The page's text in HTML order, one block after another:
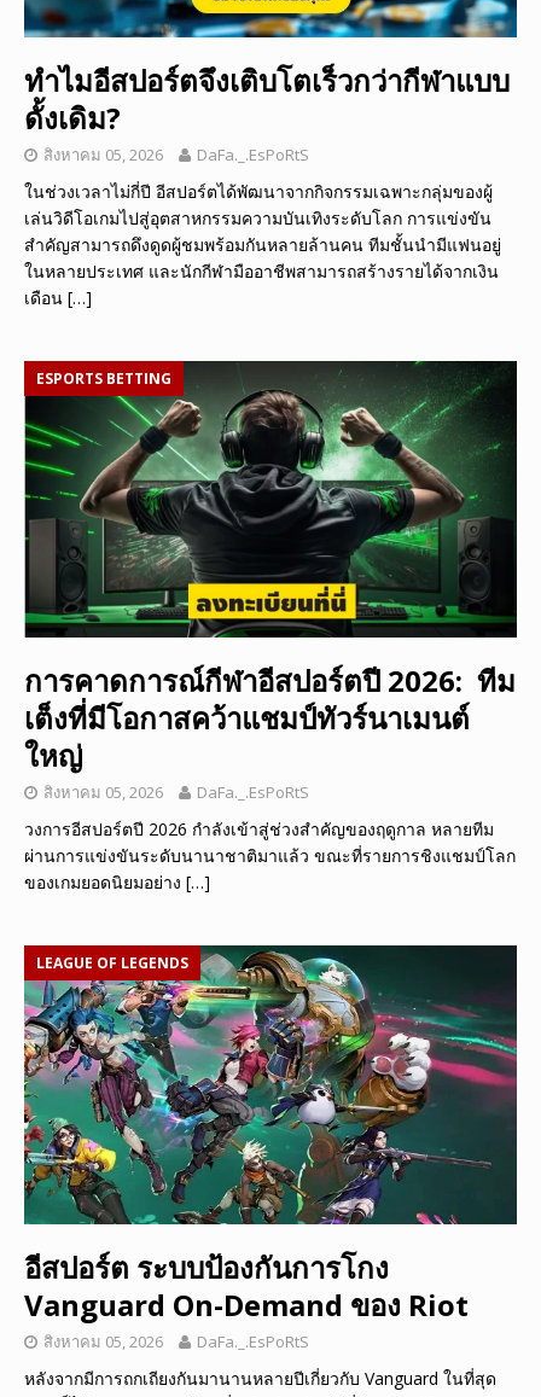
ทำไมอีสปอร์ตจึงเติบโตเร็วกว่ากีฬาแบบ
ดั้งเดิม?
สิงหาคม 05, 2026 DaFa._.EsPoRtS
ในช่วงเวลาไม่กี่ปี อีสปอร์ตได้พัฒนาจากกิจกรรมเฉพาะกลุ่มของผู้
เล่นวิดีโอเกมไปสู่อุตสาหกรรมความบันเทิงระดับโลก การแข่งขัน
สำคัญสามารถดึงดูดผู้ชมพร้อมกันหลายล้านคน ทีมชั้นนำมีแฟนอยู่
ในหลายประเทศ และนักกีฬามืออาชีพสามารถสร้างรายได้จากเงิน
เดือน […]
ESPORTS BETTING
การคาดการณ์กีฬาอีสปอร์ตปี 2026: ทีม
เต็งที่มีโอกาสคว้าแชมป์ทัวร์นาเมนต์
ใหญ่
สิงหาคม 05, 2026 DaFa._.EsPoRtS
วงการอีสปอร์ตปี 2026 กำลังเข้าสู่ช่วงสำคัญของฤดูกาล หลายทีม
ผ่านการแข่งขันระดับนานาชาติมาแล้ว ขณะที่รายการชิงแชมป์โลก
ของเกมยอดนิยมอย่าง […]
LEAGUE OF LEGENDS
อีสปอร์ต ระบบป้องกันการโกง
Vanguard On-Demand ของ Riot
สิงหาคม 05, 2026 DaFa._.EsPoRtS
หลังจากมีการถกเถียงกันมานานหลายปีเกี่ยวกับ Vanguard ในที่สุด